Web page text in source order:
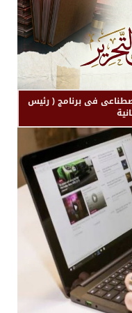
فى برنامج ( رئيس